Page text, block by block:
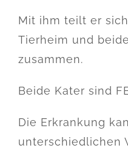
Mit ihm teilt er
Tierheim und
zusammen.
Beide Kater sind
Die Erkrankung
unterschiedlichen